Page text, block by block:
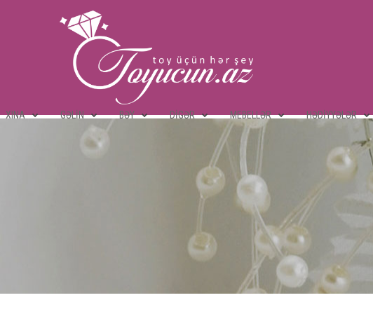
XINA GƏLIN BƏY DIGƏR MEBELLƏR HƏDIYYƏLƏR